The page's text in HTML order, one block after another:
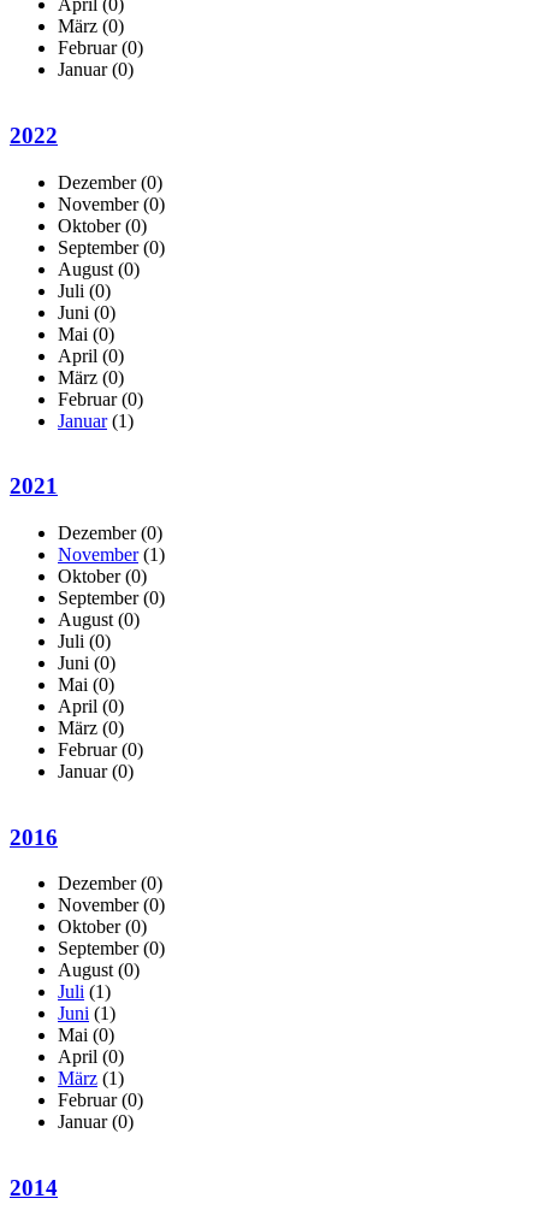
April (0)
März (0)
Februar(0)
Januar(0)
2022
Dezember(0)
November(0)
Oktober(0)
September(0)
August (0)
Juli (0)
Juni (0)
Mai (0)
April (0)
März (0)
Februar(0)
Januar (1)
2021
Dezember(0)
November (1)
Oktober(0)
September(0)
August (0)
Juli (0)
Juni (0)
Mai (0)
April (0)
März (0)
Februar(0)
Januar(0)
2016
Dezember(0)
November(0)
Oktober(0)
September(0)
August(0)
Juli (1)
Juni (1)
Mai (0)
April (0)
März (1)
Februar(0)
Januar(0)
2014